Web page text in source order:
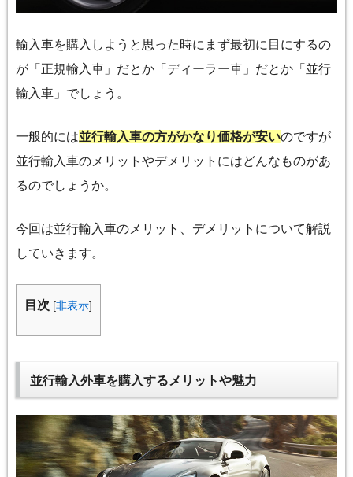
輸入車を購入しようと思った時にまず最初に目にするの
が「正規輸入車」だとか「ディーラー車」だとか「並行
輸入車」でしょう。
一般的には並行輸入車の方がかなり価格が安いのですが
並行輸入車のメリットやデメリットにはどんなものがあ
るのでしょうか。
今回は並行輸入車のメリット、デメリットについて解説
していきます。
目次 [非表示]
並行輸入外車を購入するメリットや魅力